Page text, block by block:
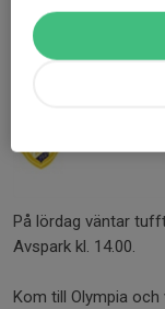
19 maj, 10:00
På lördag väntar
Avspark kl. 14.00.
Kom till Olympia